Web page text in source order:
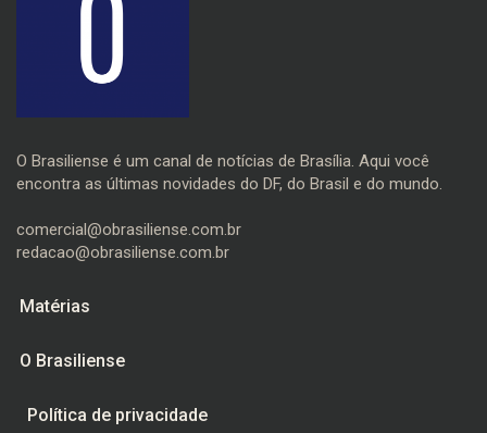
O Brasiliense é um canal de notícias de Brasília. Aqui você
encontra as últimas novidades do DF, do Brasil e do mundo.
comercial@obrasiliense.com.br
redacao@obrasiliense.com.br
Matérias
O Brasiliense
Política de privacidade